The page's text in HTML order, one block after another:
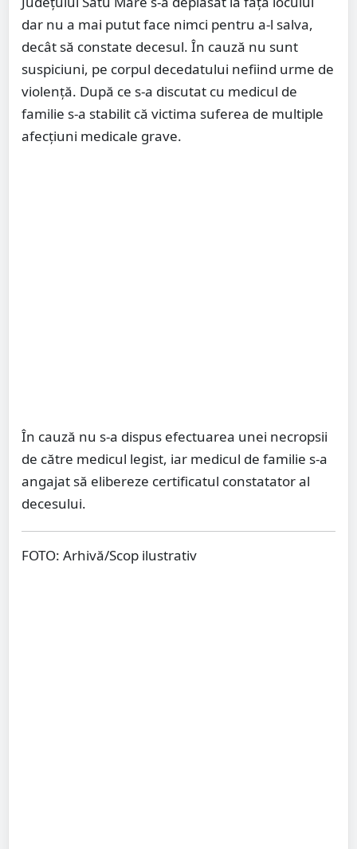
dar nu a mai putut face nimci pentru a-l salva,
decât să constate decesul. În cauză nu sunt
suspiciuni, pe corpul decedatului nefiind urme de
violență. După ce s-a discutat cu medicul de
familie s-a stabilit că victima suferea de multiple
afecțiuni medicale grave.
În cauză nu s-a dispus efectuarea unei necropsii
de către medicul legist, iar medicul de familie s-a
angajat să elibereze certificatul constatator al
decesului.
FOTO: Arhivă/Scop ilustrativ